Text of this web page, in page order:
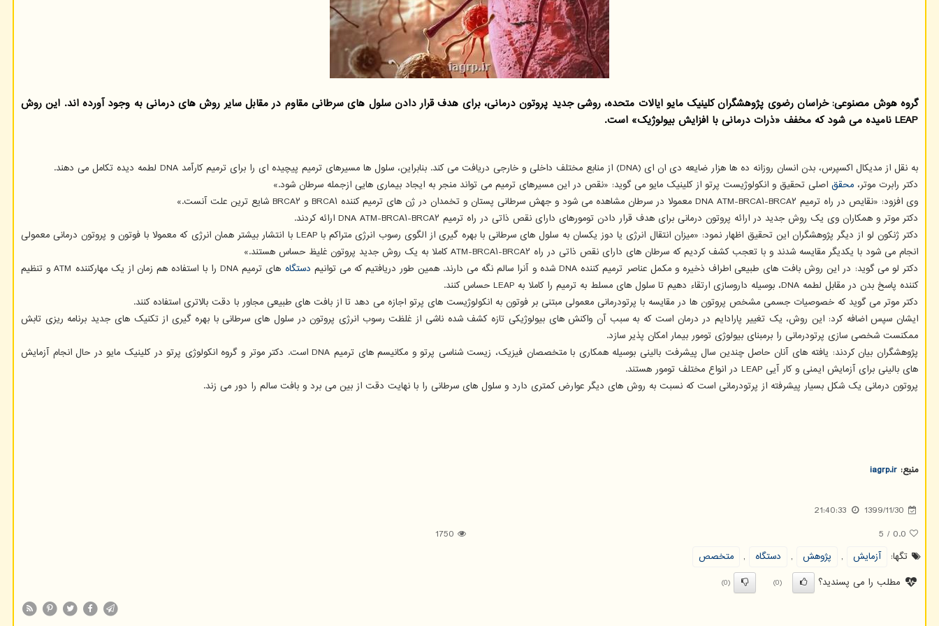
گروه هوش مصنوعی: خراسان رضوی پژوهشگران کلینیک مایو ایالات متحده، روشی جدید پروتون درمانی، برای هدف قرار دادن سلول های سرطانی مقاوم در مقابل سایر روش های درمانی به وجود آورده اند. این روش
LEAP نامیده می شود که مخفف «ذرات درمانی با افزایش بیولوژیک» است.
به نقل از مدیکال اکسپرس، بدن انسان روزانه ده ها هزار ضایعه دی ان ای (DNA) از منابع مختلف داخلی و خارجی دریافت می کند. بنابراین، سلول ها مسیرهای ترمیم پیچیده ای را برای ترمیم کارآمد DNA لطمه دیده تکامل می دهند.
دکتر رابرت موتر، محقق اصلی تحقیق و انکولوژیست پرتو از کلینیک مایو می گوید: «نقص در این مسیرهای ترمیم می تواند منجر به ایجاد بیماری هایی ازجمله سرطان شود.»
وی افزود: «نقایص در راه ترمیم DNA ATM-BRCA۱-BRCA۲ معمولا در سرطان مشاهده می شود و جهش سرطانی پستان و تخمدان در ژن های ترمیم کننده BRCA۱ و BRCA۲ شایع ترین علت آنست.»
دکتر موتر و همکاران وی یک روش جدید در ارائه پروتون درمانی برای هدف قرار دادن تومورهای دارای نقص ذاتی در راه ترمیم DNA ATM-BRCA۱-BRCA۲ ارائه کردند.
دکتر ژنکون لو از دیگر پژوهشگران این تحقیق اظهار نمود: «میزان انتقال انرژی یا دوز یکسان به سلول های سرطانی با بهره گیری از الگوی رسوب انرژی متراکم با LEAP با انتشار بیشتر همان انرژی که معمولا با فوتون و پروتون درمانی معمولی
انجام می شود با یکدیگر مقایسه شدند و با تعجب کشف کردیم که سرطان های دارای نقص ذاتی در راه ATM-BRCA۱-BRCA۲ کاملا به یک روش جدید پروتون غلیظ حساس هستند.»
دکتر لو می گوید: در این روش بافت های طبیعی اطراف ذخیره و مکمل عناصر ترمیم کننده DNA شده و آنرا سالم نگه می دارند. همین طور دریافتیم که می توانیم
دستگاه
های ترمیم DNA را با استفاده هم زمان از یک مهارکننده ATM و تنظیم
کننده پاسخ بدن در مقابل لطمه DNA، بوسیله داروسازی ارتقاء دهیم تا سلول های مسلط به ترمیم را کاملا به LEAP حساس کنند.
دکتر موتر می گوید که خصوصیات جسمی مشخص پروتون ها در مقایسه با پرتودرمانی معمولی مبتنی بر فوتون به انکولوژیست های پرتو اجازه می دهد تا از بافت های طبیعی مجاور با دقت بالاتری استفاده کنند.
ایشان سپس اضافه کرد: این روش، یک تغییر پارادایم در درمان است که به سبب آن واکنش های بیولوژیکی تازه کشف شده ناشی از غلظت رسوب انرژی پروتون در سلول های سرطانی با بهره گیری از تکنیک های جدید برنامه ریزی تابش
ممکنست شخصی سازی پرتودرمانی را برمبنای بیولوژی تومور بیمار امکان پذیر سازد.
پژوهشگران بیان کردند: یافته های آنان حاصل چندین سال پیشرفت بالینی بوسیله همکاری با متخصصان فیزیک، زیست شناسی پرتو و مکانیسم های ترمیم DNA است. دکتر موتر و گروه انکولوژی پرتو در کلینیک مایو در حال انجام آزمایش
های بالینی برای آزمایش ایمنی و کار آیی LEAP در انواع مختلف تومور هستند.
پروتون درمانی یک شکل بسیار پیشرفته از پرتودرمانی است که نسبت به روش های دیگر عوارض کمتری دارد و سلول های سرطانی را با نهایت دقت از بین می برد و بافت سالم را دور می زند.
منبع: iagrp.ir
1399/11/30
21:40:33
0.0
/
5
1750
تگها:
آزمایش , پژوهش , دستگاه ,
متخصص
مطلب را می پسندید؟
(0)
(0)